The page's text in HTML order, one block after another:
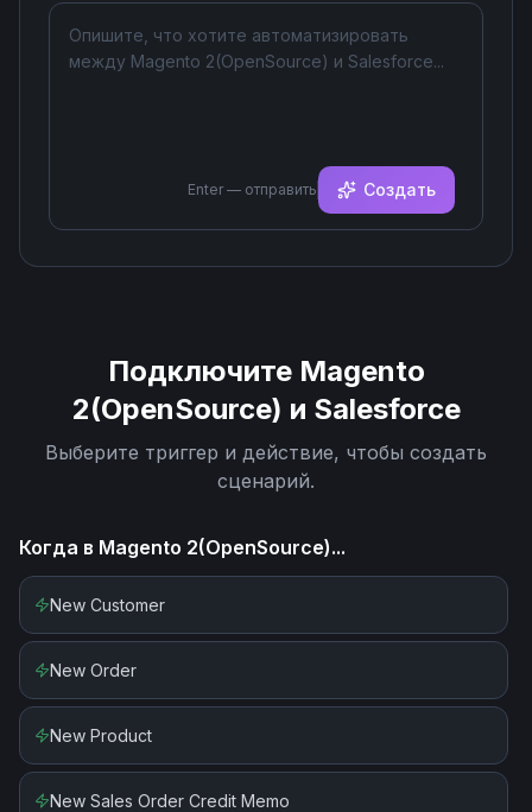
Enter — отправить Создать
Подключите Magento
2(OpenSource) и Salesforce
Выберите триггер и действие, чтобы создать
сценарий.
Когда в Magento 2(OpenSource)...
New Customer
New Order
New Product
New Sales Order Credit Memo